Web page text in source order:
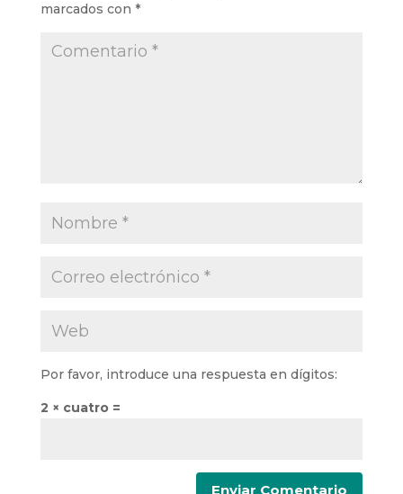
marcados con *
Por favor, introduce una respuesta en dígitos:
2 × cuatro =